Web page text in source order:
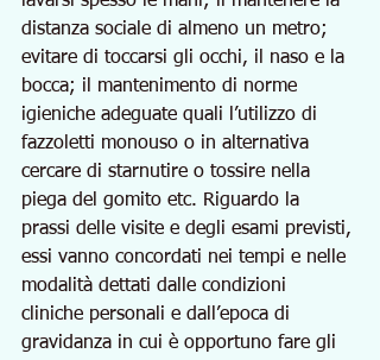
distanza sociale di almeno un metro;
evitare di toccarsi gli occhi, il naso e la
bocca; il mantenimento di norme
igieniche adeguate quali l’utilizzo di
fazzoletti monouso o in alternativa
cercare di starnutire o tossire nella
piega del gomito etc. Riguardo la
prassi delle visite e degli esami previsti,
essi vanno concordati nei tempi e nelle
modalità dettati dalle condizioni
cliniche personali e dall’epoca di
gravidanza in cui è opportuno fare gli